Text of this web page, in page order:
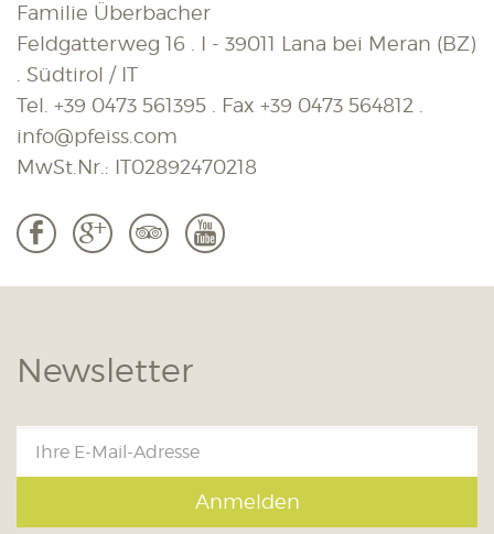
Familie Überbacher
Feldgatterweg 16 . I - 39011 Lana bei Meran (BZ)
. Südtirol / IT
Tel. +39 0473 561395 . Fax +39 0473 564812 .
info@pfeiss.com
MwSt.Nr.: IT02892470218
b c 3 r
Newsletter
Anmelden